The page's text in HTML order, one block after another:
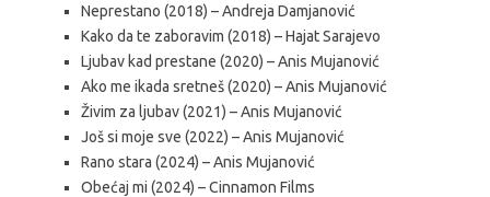
Neprestano (2018) – Andreja Damjanović
Kako da te zaboravim (2018) – Hajat Sarajevo
Ljubav kad prestane (2020) – Anis Muјanović
Ako me ikada sretneš (2020) – Anis Muјanović
Živim za ljubav (2021) – Anis Muјanović
Još si moje sve (2022) – Anis Muјanović
Rano stara (2024) – Anis Muјanović
Obećaj mi (2024) – Cinnamon Films